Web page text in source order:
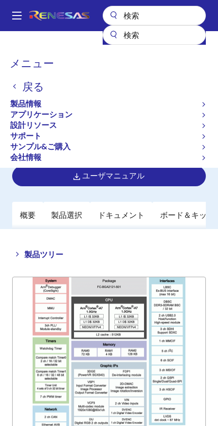
ン
Main
メニュー
戻る
製品情報
アプリケーション
設計リソース
サポート
サンプル&ご購入
会社情報
パ
く
ず
マイクロコントローラとマイクロプロセッサ
RZ/G1C
廃止品
1.0GHz Dualコア Arm Cortex-A7
CPU、3Dグラフィックス、ビデオコー
デックエンジン搭載高性能マイクロプ
ロセッサ
ユーザマニュアル
概要 製品選択 ドキュメント ボード＆キット
製品ツリー
Close
tree
Open
tree